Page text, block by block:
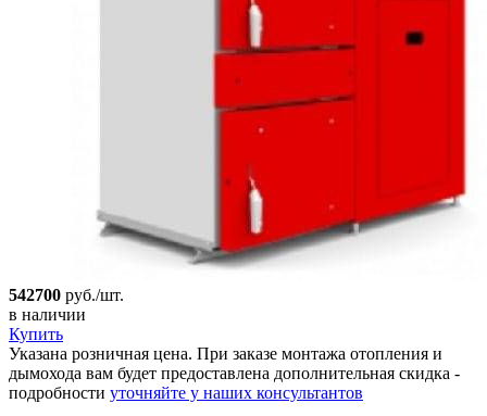
542700 руб./шт.
в наличии
Купить
Указана розничная цена. При заказе монтажа отопления и
дымохода вам будет предоставлена дополнительная скидка -
подробности уточняйте у наших консультантов